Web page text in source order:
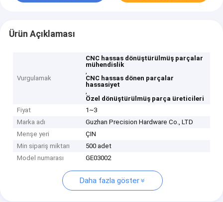
Ürün Açıklaması
Vurgulamak
CNC hassas dönüştürülmüş parçalar
mühendislik
,
CNC hassas dönen parçalar
hassasiyet
,
Özel dönüştürülmüş parça üreticileri
Fiyat
1~3
Marka adı
Guzhan Precision Hardware Co., LTD
Menşe yeri
ÇIN
Min sipariş miktarı
500 adet
Model numarası
GE03002
Daha fazla göster